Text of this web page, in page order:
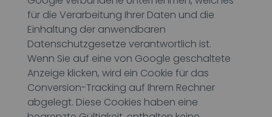
für die Verarbeitung Ihrer Daten und die
Einhaltung der anwendbaren
Datenschutzgesetze verantwortlich ist.
Wenn Sie auf eine von Google geschaltete
Anzeige klicken, wird ein Cookie für das
Conversion-Tracking auf Ihrem Rechner
abgelegt. Diese Cookies haben eine